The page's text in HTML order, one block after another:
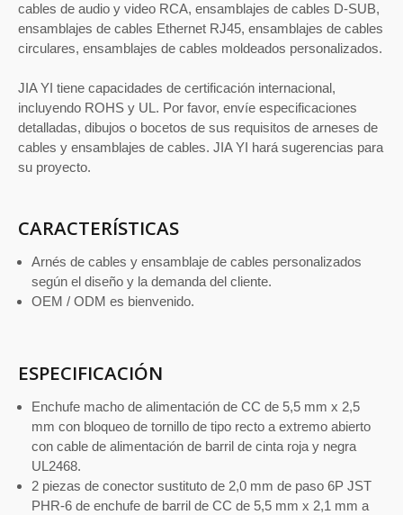
cables de audio y video RCA, ensamblajes de cables D-SUB,
ensamblajes de cables Ethernet RJ45, ensamblajes de cables
circulares, ensamblajes de cables moldeados personalizados.
JIA YI tiene capacidades de certificación internacional,
incluyendo ROHS y UL. Por favor, envíe especificaciones
detalladas, dibujos o bocetos de sus requisitos de arneses de
cables y ensamblajes de cables. JIA YI hará sugerencias para
su proyecto.
CARACTERÍSTICAS
Arnés de cables y ensamblaje de cables personalizados
según el diseño y la demanda del cliente.
OEM / ODM es bienvenido.
ESPECIFICACIÓN
Enchufe macho de alimentación de CC de 5,5 mm x 2,5
mm con bloqueo de tornillo de tipo recto a extremo abierto
con cable de alimentación de barril de cinta roja y negra
UL2468.
2 piezas de conector sustituto de 2,0 mm de paso 6P JST
PHR-6 de enchufe de barril de CC de 5,5 mm x 2,1 mm a